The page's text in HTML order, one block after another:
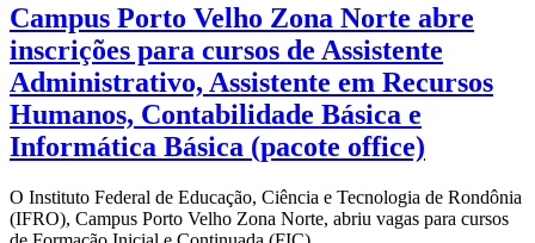
Campus Porto Velho Zona Norte abre
inscrições para cursos de Assistente
Administrativo, Assistente em Recursos
Humanos, Contabilidade Básica e
Informática Básica (pacote office)
O Instituto Federal de Educação, Ciência e Tecnologia de Rondônia
(IFRO), Campus Porto Velho Zona Norte, abriu vagas para cursos